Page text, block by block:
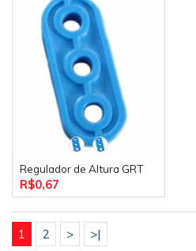
Regulador de Altura GRT
R$0,67
1 2 >
>|